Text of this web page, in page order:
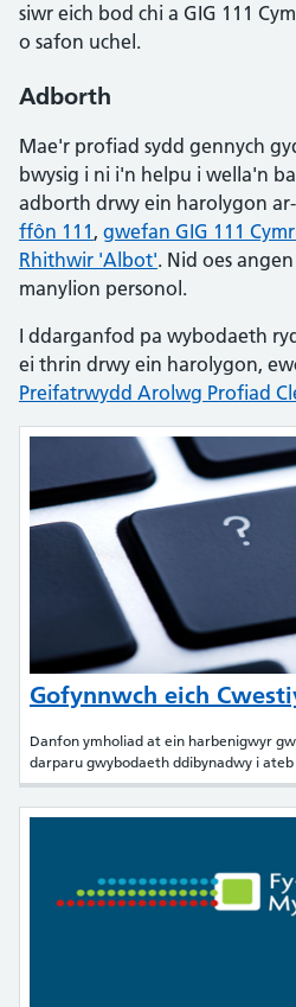
siwr eich bod chi a GIG 111
o safon uchel.
Adborth
Mae'r profiad sydd gennych
bwysig i ni i'n helpu i wella'n
adborth drwy ein harolygon
ffôn 111 , gwefan GIG 111
Rhithwir 'Albot'. Nid oes
manylion personol.
I ddarganfod pa wybodaeth
ei thrin drwy ein harolygon,
Preifatrwydd Arolwg Profiad
Gofynnwch eich
Danfon ymholiad at ein harbenigwyr
darparu gwybodaeth ddibynadwy i ateb